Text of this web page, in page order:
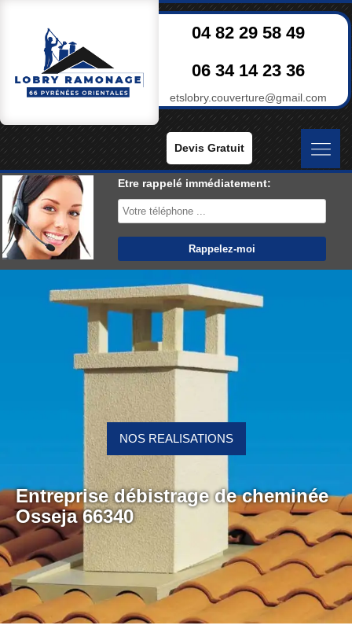
04 82 29 58 49
06 34 14 23 36
etslobry.couverture@gmail.com
Devis Gratuit
Etre rappelé immédiatement:
Entreprise débistrage de cheminée
Osseja 66340
NOS REALISATIONS